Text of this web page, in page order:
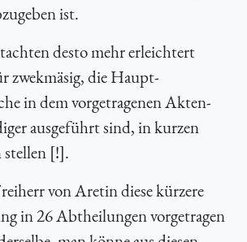
ist.
desto mehr erleichtert
zwekmäsig, die Haupt-
in dem vorgetragenen Akten-
ausgeführt sind, in kurzen
stellen [!].
von Aretin diese kürzere
in 26 Abtheilungen vorgetragen